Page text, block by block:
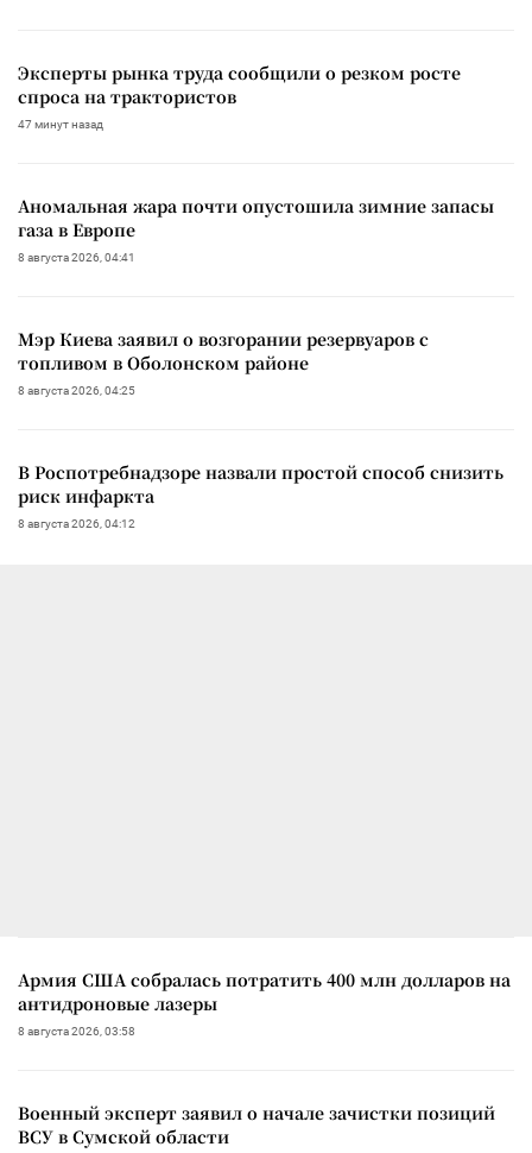
Эксперты рынка труда сообщили о резком росте
спроса на трактористов
47 минут назад
Аномальная жара почти опустошила зимние запасы
газа в Европе
8 августа 2026, 04:41
Мэр Киева заявил о возгорании резервуаров с
топливом в Оболонском районе
8 августа 2026, 04:25
В Роспотребнадзоре назвали простой способ снизить
риск инфаркта
8 августа 2026, 04:12
Армия США собралась потратить 400 млн долларов на
антидроновые лазеры
8 августа 2026, 03:58
Военный эксперт заявил о начале зачистки позиций
ВСУ в Сумской области